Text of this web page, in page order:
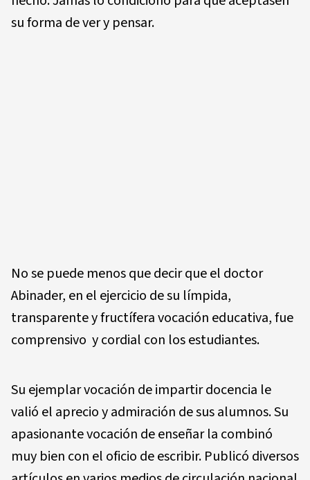
su forma de ver y pensar.
No se puede menos que decir que el doctor
Abinader, en el ejercicio de su límpida,
transparente y fructífera vocación educativa, fue
comprensivo y cordial con los estudiantes.
Su ejemplar vocación de impartir docencia le
valió el aprecio y admiración de sus alumnos. Su
apasionante vocación de enseñar la combinó
muy bien con el oficio de escribir. Publicó diversos